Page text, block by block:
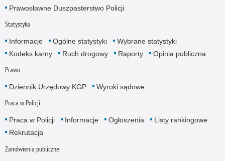
Prawosławne Duszpasterstwo Policji
Statystyka
Informacje Ogólne statystyki
Wybrane statystyki
Kodeks karny
Ruch drogowy Raporty Opinia publiczna
Prawo
Dziennik Urzędowy KGP Wyroki sądowe
Praca w Policji
Praca w Policji Informacje Ogłoszenia
Listy rankingowe
Rekrutacja
Zamówienia publiczne